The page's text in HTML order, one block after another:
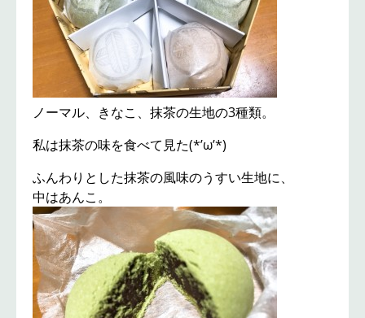
ノーマル、きなこ、抹茶の生地の3種類。
私は抹茶の味を食べて見た(*’ω’*)
ふんわりとした抹茶の風味のうすい生地に、
中はあんこ。